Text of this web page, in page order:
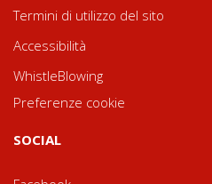
Termini di utilizzo del sito
Accessibilità
WhistleBlowing
Preferenze cookie
SOCIAL